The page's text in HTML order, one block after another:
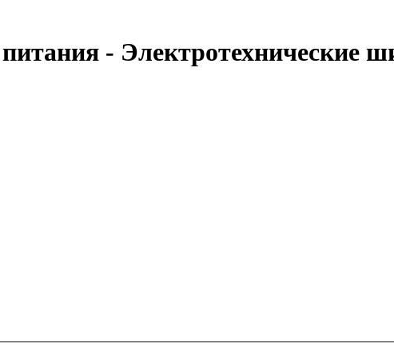
- Электротехнические